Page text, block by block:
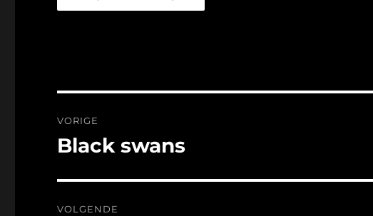
navigatie
VORIGE
Vorig
Black swans
VOLGENDE